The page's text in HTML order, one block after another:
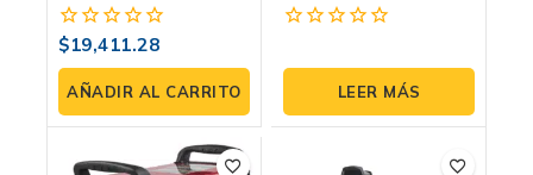
60A | 220V / 220V-3F /
440V-3F | Arco Piloto
0
fuera
de
5
$19,411.28
AÑADIR AL CARRITO
HD: La Potencia
fuera
5
LEER MÁS